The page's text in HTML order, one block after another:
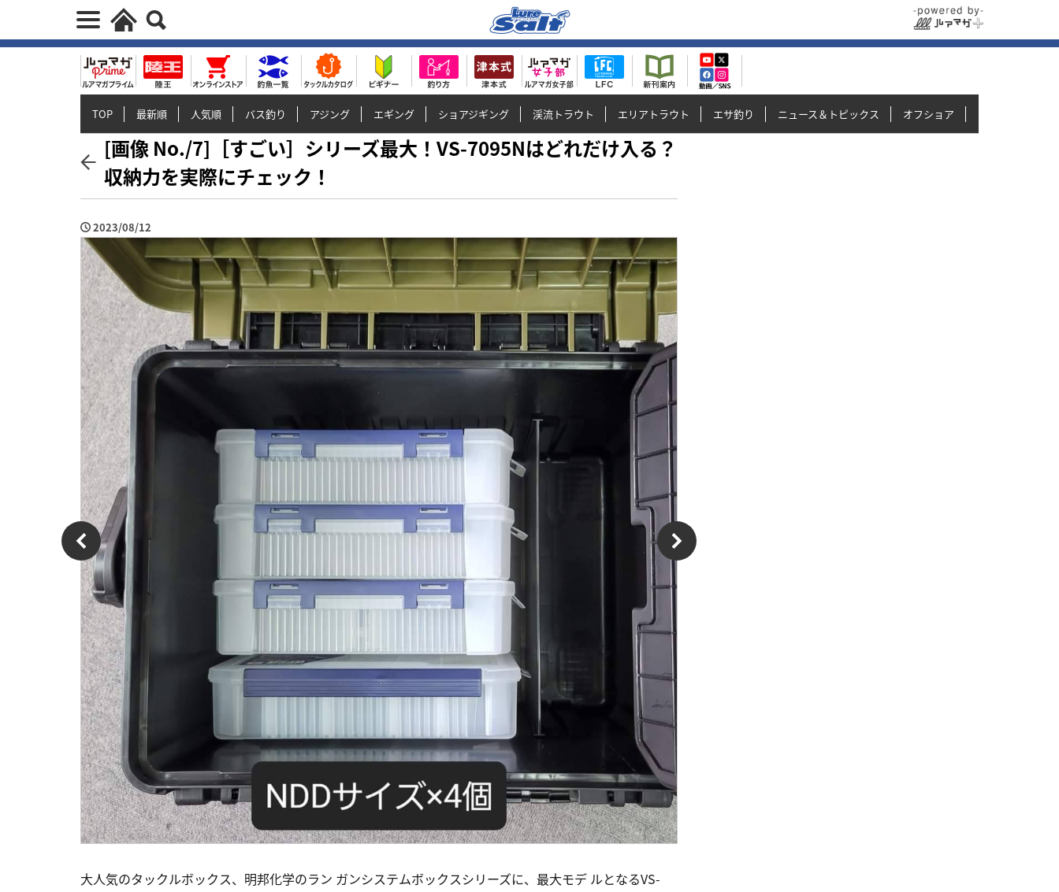
TOP 最新順 人気順 バス釣り アジング エギング ショアジギング 渓流トラウト エリアトラウト エサ釣り ニュース＆トピックス オフショア
[画像 No./7]［すごい］シリーズ最大！VS-7095Nはどれだけ入る？
収納力を実際にチェック！
2023/08/12
大人気のタックルボックス、明邦化学のラン ガンシステムボックスシリーズに、最大モデ ルとなるVS-